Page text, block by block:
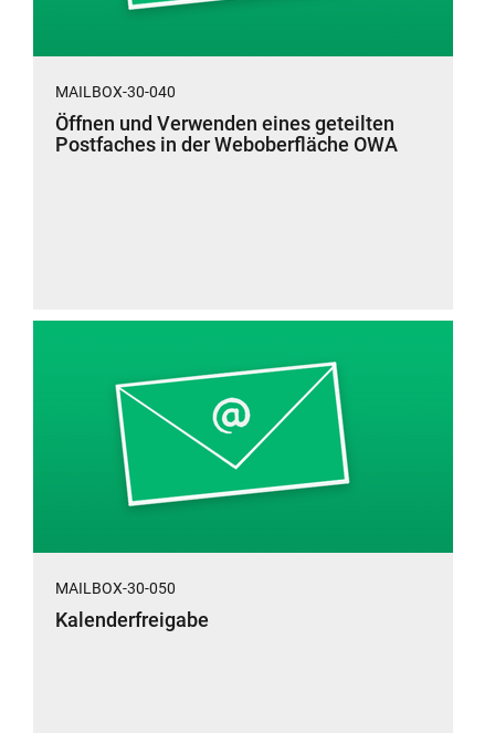
MAILBOX-30-040
Öffnen und Verwenden eines geteilten
Postfaches in der Weboberfläche OWA
MAILBOX-30-050
Kalenderfreigabe